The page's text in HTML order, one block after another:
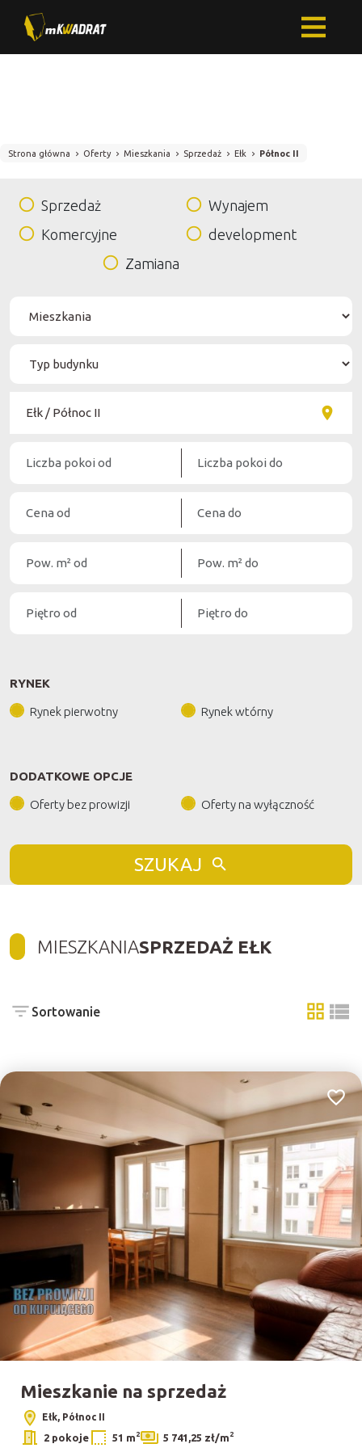
Strona główna Oferty Mieszkania Sprzedaż Ełk Północ II
Sprzedaż
Wynajem
Komercyjne
development
Zamiana
RYNEK
Rynek pierwotny Rynek wtórny
DODATKOWE OPCJE
Oferty bez prowizji Oferty na wyłączność
SZUKAJ
MIESZKANIASPRZEDAŻ EŁK
Sortowanie
tabela
Mieszkanie na sprzedaż
Ełk, Północ II
2 pokoje 51 m2 5 741,25 zł/m2